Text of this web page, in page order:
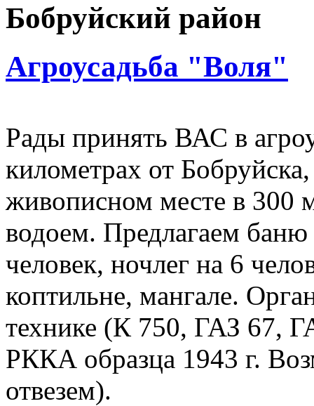
Бобруйский район
Агроусадьба "Воля"
Рады принять ВАС в
километрах от
живописном месте в 300
водоем. Предлагаем баню
человек, ночлег на 6
коптильне, мангале.
технике (К 750, ГАЗ 67,
РККА образца 1943 г.
отвезем).